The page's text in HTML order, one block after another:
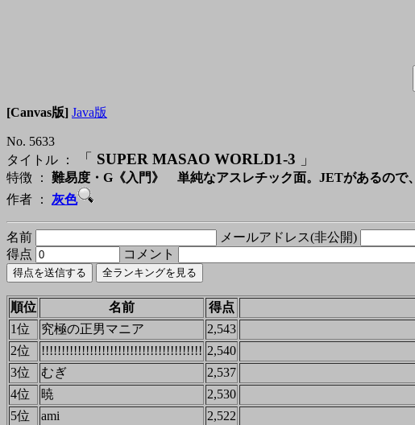
[Canvas版] Java版
No. 5633
タイトル ：
「 SUPER MASAO WORLD1-3 」
特徴 ： 難易度・G《入門》 単純なアスレチック面。JETがあるので
作者 ： 灰色
名前 メールアドレス(非公開)
得点
コメント
順位 名前 得点
1位
究極の正男マニア 2,543
2位
!!!!!!!!!!!!!!!!!!!!!!!!!!!!!!!!!!!!!!!! 2,540
3位
むぎ 2,537
4位
暁 2,530
5位
ami 2,522